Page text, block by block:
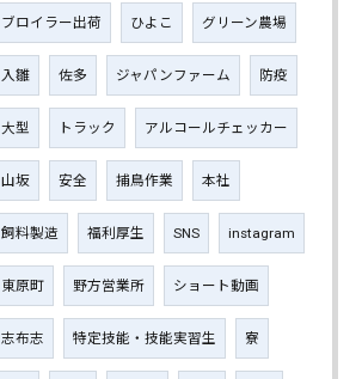
ブロイラー出荷 ひよこ グリーン農場
入雛 佐多 ジャパンファーム 防疫
大型 トラック アルコールチェッカー
山坂 安全 捕鳥作業 本社
飼料製造 福利厚生 SNS instagram
東原町 野方営業所 ショート動画
志布志 特定技能・技能実習生 寮